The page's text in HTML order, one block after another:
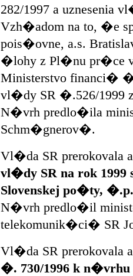
282/1997 a
Vzh�adom na to, �e
pois�ovne, a.s.
�lohy z Pl�nu pr�ce
Ministerstvo financi�
vl�dy SR �.526/
N�vrh predlo�ila
Schm�gnerov�.
Vl�da SR prerokovala
vl�dy SR na rok 1999
Slovenskej po�ty,
N�vrh predlo�il
telekomunik�ci� SR
Vl�da SR prerokovala
�. 730/1996 k n�vrhu